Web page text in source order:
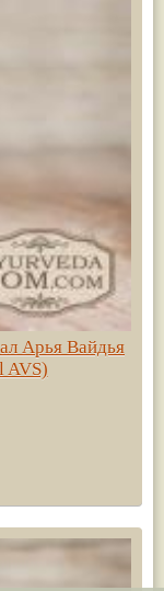
Арья Вайдья
AVS)